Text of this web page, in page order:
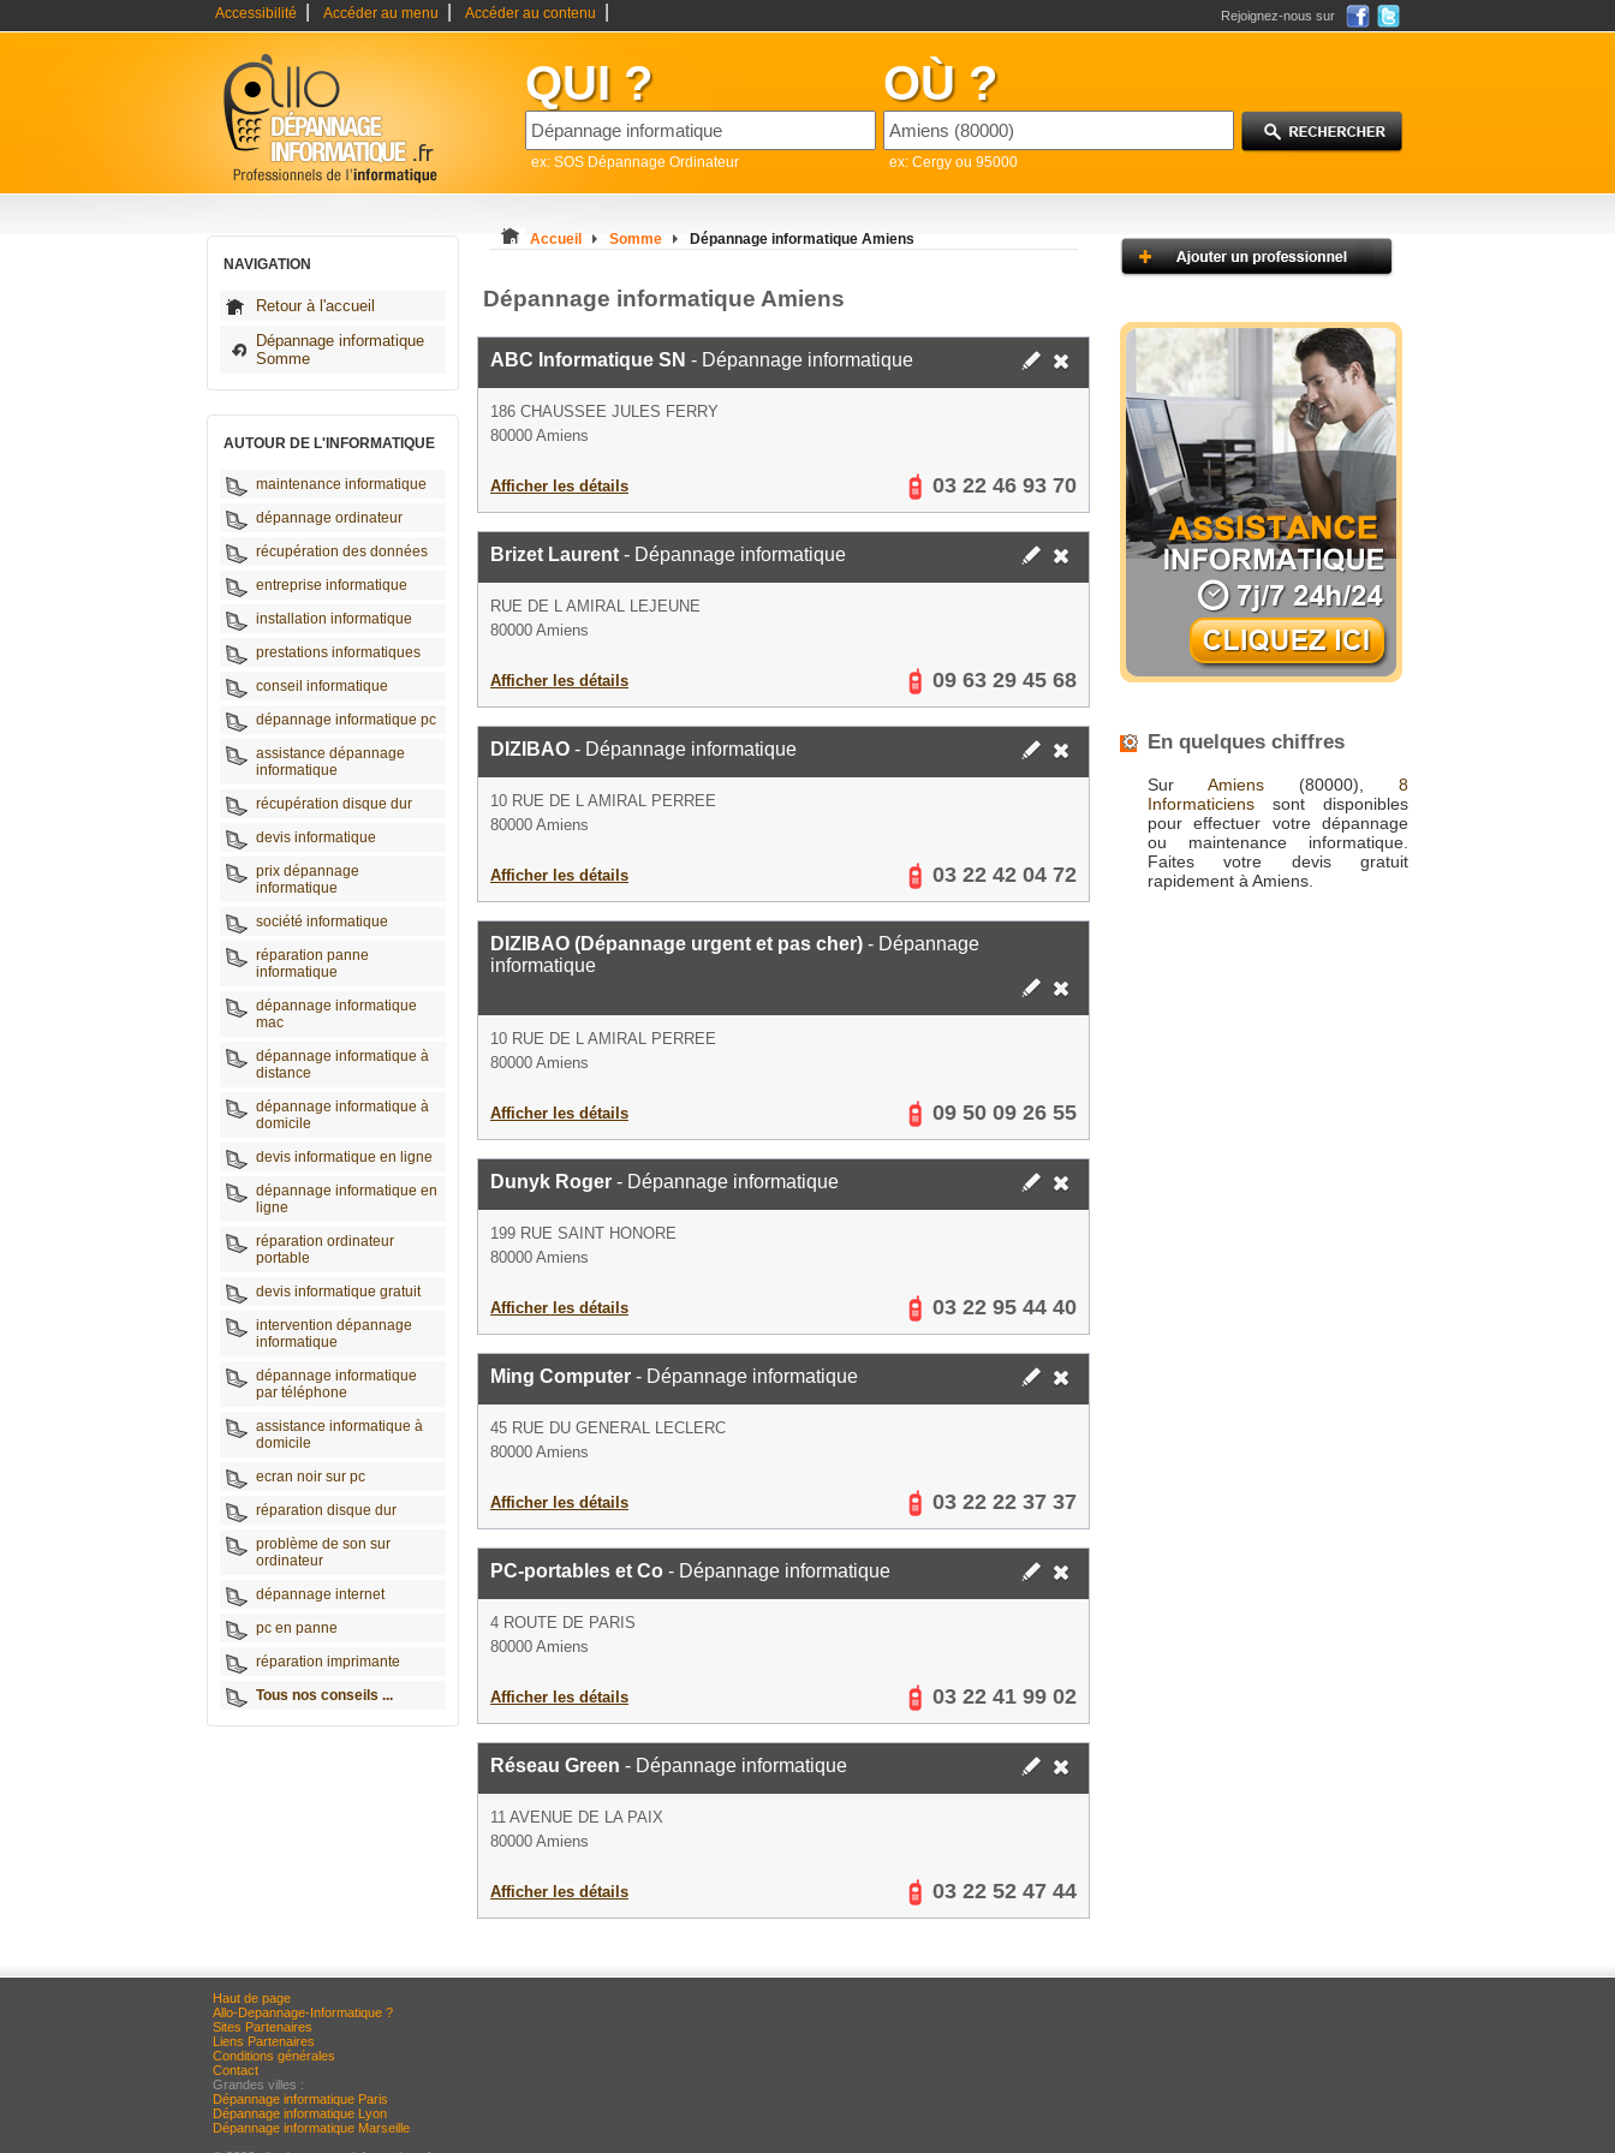
Accessibilité Accéder au menu Accéder au contenu Rejoignez-nous sur
QUI ?
ex: SOS Dépannage Ordinateur
OÙ ?
ex: Cergy ou 95000
NAVIGATION
Retour à l'accueil
Dépannage informatique
Somme
AUTOUR DE L'INFORMATIQUE
maintenance informatique
dépannage ordinateur
récupération des données
entreprise informatique
installation informatique
prestations informatiques
conseil informatique
dépannage informatique pc
assistance dépannage
informatique
récupération disque dur
devis informatique
prix dépannage
informatique
société informatique
réparation panne
informatique
dépannage informatique
mac
dépannage informatique à
distance
dépannage informatique à
domicile
devis informatique en ligne
dépannage informatique en
ligne
réparation ordinateur
portable
devis informatique gratuit
intervention dépannage
informatique
dépannage informatique
par téléphone
assistance informatique à
domicile
ecran noir sur pc
réparation disque dur
problème de son sur
ordinateur
dépannage internet
pc en panne
réparation imprimante
Tous nos conseils ...
Accueil Somme Dépannage informatique Amiens
Dépannage informatique Amiens
ABC Informatique SN - Dépannage informatique
186 CHAUSSEE JULES FERRY
80000 Amiens
Afficher les détails 03 22 46 93 70
Brizet Laurent - Dépannage informatique
RUE DE L AMIRAL LEJEUNE
80000 Amiens
Afficher les détails 09 63 29 45 68
DIZIBAO - Dépannage informatique
10 RUE DE L AMIRAL PERREE
80000 Amiens
Afficher les détails 03 22 42 04 72
DIZIBAO (Dépannage urgent et pas cher) - Dépannage
informatique
10 RUE DE L AMIRAL PERREE
80000 Amiens
Afficher les détails 09 50 09 26 55
Dunyk Roger - Dépannage informatique
199 RUE SAINT HONORE
80000 Amiens
Afficher les détails 03 22 95 44 40
Ming Computer - Dépannage informatique
45 RUE DU GENERAL LECLERC
80000 Amiens
Afficher les détails 03 22 22 37 37
PC-portables et Co - Dépannage informatique
4 ROUTE DE PARIS
80000 Amiens
Afficher les détails 03 22 41 99 02
Réseau Green - Dépannage informatique
11 AVENUE DE LA PAIX
80000 Amiens
Afficher les détails 03 22 52 47 44
En quelques chiffres
Sur Amiens (80000), 8
Informaticiens sont disponibles
pour effectuer votre dépannage
ou maintenance informatique.
Faites votre devis gratuit
rapidement à Amiens.
Haut de page
Allo-Depannage-Informatique ?
Sites Partenaires
Liens Partenaires
Conditions générales
Contact
Grandes villes :
Dépannage informatique Paris
Dépannage informatique Lyon
Dépannage informatique Marseille